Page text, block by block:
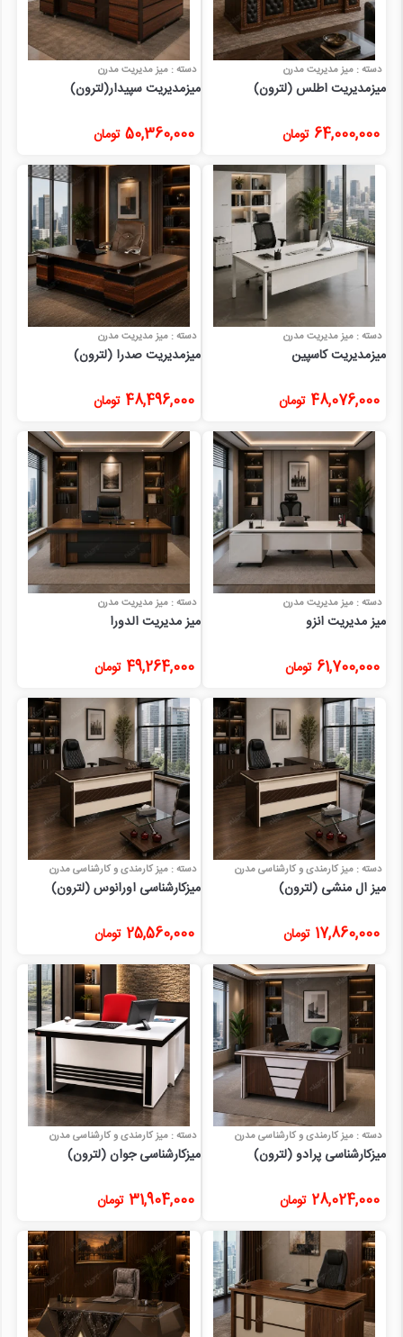
دسته : میز مدیریت مدرن
میزمدیریت اطلس (لترون)
64,000,000 تومان
دسته : میز مدیریت مدرن
میزمدیریت سپیدار(لترون)
50,360,000 تومان
دسته : میز مدیریت مدرن
میزمدیریت کاسپین
48,076,000 تومان
دسته : میز مدیریت مدرن
میزمدیریت صدرا (لترون)
48,496,000 تومان
دسته : میز مدیریت مدرن
میز مدیریت انزو
61,700,000 تومان
دسته : میز مدیریت مدرن
میز مدیریت الدورا
49,264,000 تومان
دسته : میز کارمندی و کارشناسی مدرن
میز ال منشی (لترون)
17,860,000 تومان
دسته : میز کارمندی و کارشناسی مدرن
میزکارشناسی اورانوس (لترون)
25,560,000 تومان
دسته : میز کارمندی و کارشناسی مدرن
میزکارشناسی پرادو (لترون)
28,024,000 تومان
دسته : میز کارمندی و کارشناسی مدرن
میزکارشناسی جوان (لترون)
31,904,000 تومان